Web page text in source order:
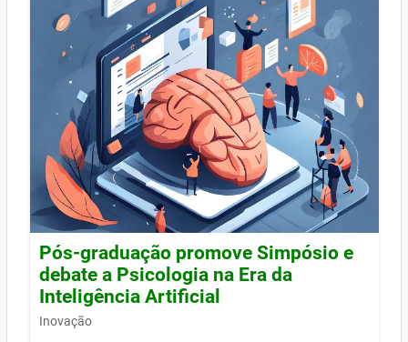
Pós-graduação promove Simpósio e
debate a Psicologia na Era da
Inteligência Artificial
Inovação